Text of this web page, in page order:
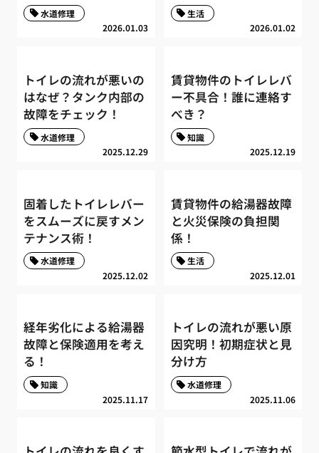
2026.01.03
水道修理
2026.01.02
生活
トイレの流れが悪いの
はなぜ？タンク内部の
故障をチェック！
2025.12.29
水道修理
賃貸物件のトイレレバ
ー不具合！誰に連絡す
べき？
2025.12.19
知識
固着したトイレレバー
をスムーズに戻すメン
テナンス術！
2025.12.02
水道修理
賃貸物件の給湯器故障
と火災保険の負担関
係！
2025.12.01
生活
経年劣化による給湯器
故障と保険適用を考え
る！
2025.11.17
知識
トイレの流れが悪い原
因究明！初期症状と見
分け方
2025.11.06
水道修理